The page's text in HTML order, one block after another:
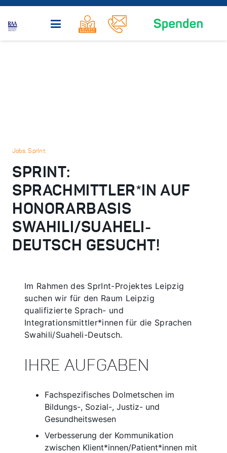
Jobs,SprInt
SPRINT:
SPRACHMITTLER*IN AUF
HONORARBASIS
SWAHILI/SUAHELI-
DEUTSCH GESUCHT!
Im Rahmen des SprInt-Projektes Leipzig
suchen wir für den Raum Leipzig
qualifizierte Sprach- und
Integrationsmittler*innen für die Sprachen
Swahili/Suaheli-Deutsch.
IHRE AUFGABEN
Fachspezifisches Dolmetschen im
Bildungs-, Sozial-, Justiz- und
Gesundheitswesen
Verbesserung der Kommunikation
zwischen Klient*innen/Patient*innen mit